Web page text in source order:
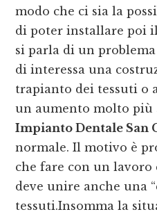
modo che ci sia la
di poter installare poi
si parla di un
di interessa una
trapianto dei tessuti o
un aumento molto
Impianto Dentale San
normale. Il motivo è
che fare con un
deve unire anche una
tessuti.Insomma la